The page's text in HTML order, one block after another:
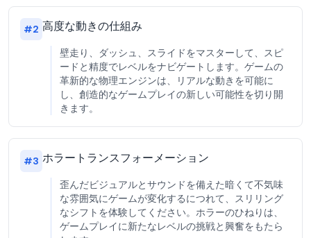
#2 高度な動きの仕組み
壁走り、ダッシュ、スライドをマスターして、スピ
ードと精度でレベルをナビゲートします。ゲームの
革新的な物理エンジンは、リアルな動きを可能に
し、創造的なゲームプレイの新しい可能性を切り開
きます。
#3 ホラートランスフォーメーション
歪んだビジュアルとサウンドを備えた暗くて不気味
な雰囲気にゲームが変化するにつれて、スリリング
なシフトを体験してください。ホラーのひねりは、
ゲームプレイに新たなレベルの挑戦と興奮をもたら